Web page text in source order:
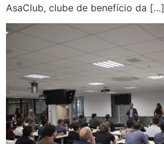
AsaClub, clube de benefício da […]